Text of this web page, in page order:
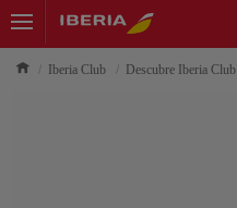
Iberia Club Descubre Iberia Club